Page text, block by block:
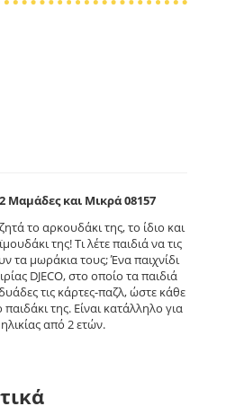
Μαμάδες και Μικρά 08157
το αρκουδάκι της, το ίδιο και
της! Τι λέτε παιδιά να τις
τα μωράκια τους; Ένα παιχνίδι
DJECO, στο οποίο τα παιδιά
τις κάρτες-παζλ, ώστε κάθε
της. Είναι κατάλληλο για
από 2 ετών.